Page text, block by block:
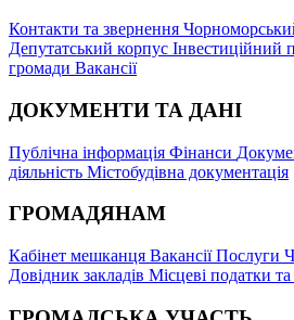
Контакти та звернення
Депутатський корпус Інвестиційний
громади Вакансії
ДОКУМЕНТИ ТА ДАНІ
Публічна інформація Фінанси
діяльність Містобудівна документація
ГРОМАДЯНАМ
Кабінет мешканця ВакансіїПослуги
Довідник закладів Місцеві податки